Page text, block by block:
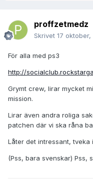
proffzetmedz
Skrivet 17 oktober,
För alla med ps3
http://
Grymt crew, lirar mycket
mission.
Lirar även andra roliga
patchen där vi ska råna
Låter det intressant, tveka
(Pss, bara svenskar) Pss,